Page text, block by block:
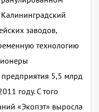
заводов,
технологию
предприятия 5,5 млрд
году. С того
«Экопэт» выросла